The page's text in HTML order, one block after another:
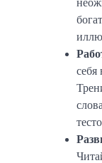
себя